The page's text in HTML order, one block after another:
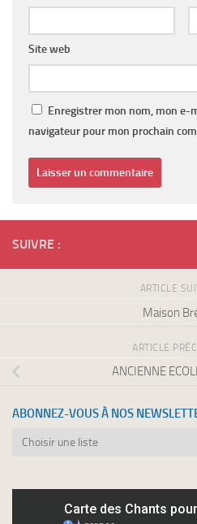
Site web
Enregistrer mon nom, mon e-
navigateur pour mon prochain
SUIVRE :
ARTICLE
Maison
ARTICLE
ANCIENNE
ABONNEZ-VOUS À NOS
Abonnez-
newsletters